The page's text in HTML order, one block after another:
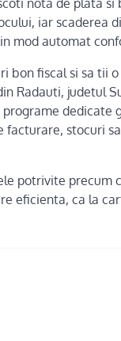
iar scaderea
mod automat
bon fiscal si sa tii
Radauti, judetul
dedicate
facturare, stocuri
potrivite precum
eficienta, ca la